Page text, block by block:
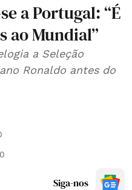
a Portugal: “É
ao Mundial”
a Seleção
Ronaldo antes do
Siga-nos